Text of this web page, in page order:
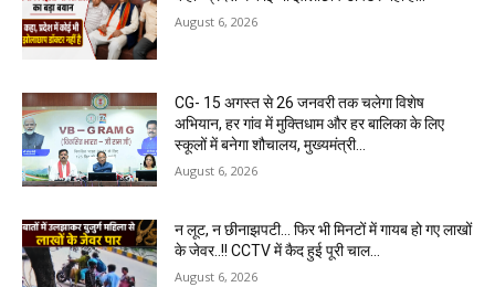
August 6, 2026
CG- 15 अगस्त से 26 जनवरी तक चलेगा विशेष
अभियान, हर गांव में मुक्तिधाम और हर बालिका के लिए
स्कूलों में बनेगा शौचालय, मुख्यमंत्री...
August 6, 2026
न लूट, न छीनाझपटी… फिर भी मिनटों में गायब हो गए लाखों
के जेवर..!! CCTV में कैद हुई पूरी चाल…
August 6, 2026